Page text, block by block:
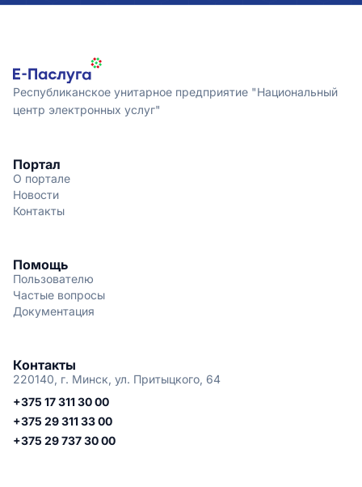
Республиканское унитарное предприятие "Национальный
центр электронных услуг"
Портал
О портале
Новости
Контакты
Помощь
Пользователю
Частые вопросы
Документация
Контакты
220140, г. Минск, ул. Притыцкого, 64
+375 17 311 30 00
+375 29 311 33 00
+375 29 737 30 00